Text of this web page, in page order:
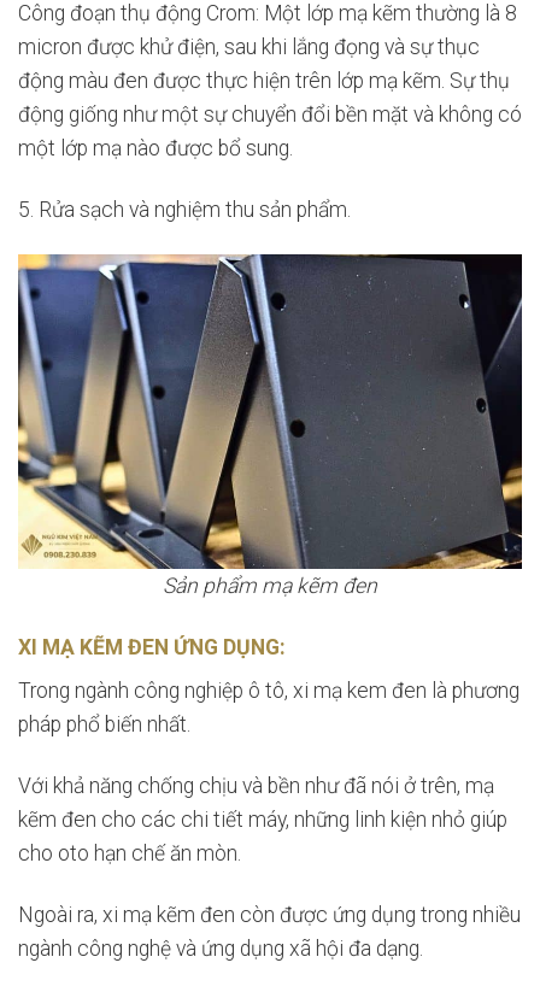
Công đoạn thụ động Crom: Một lớp mạ kẽm thường là 8
micron được khử điện, sau khi lắng đọng và sự thục
động màu đen được thực hiện trên lớp mạ kẽm. Sự thụ
động giống như một sự chuyển đổi bền mặt và không có
một lớp mạ nào được bổ sung.
5. Rửa sạch và nghiệm thu sản phẩm.
Sản phẩm mạ kẽm đen
XI MẠ KẼM ĐEN ỨNG DỤNG:
Trong ngành công nghiệp ô tô, xi mạ kem đen là phương
pháp phổ biến nhất.
Với khả năng chống chịu và bền như đã nói ở trên, mạ
kẽm đen cho các chi tiết máy, những linh kiện nhỏ giúp
cho oto hạn chế ăn mòn.
Ngoài ra, xi mạ kẽm đen còn được ứng dụng trong nhiều
ngành công nghệ và ứng dụng xã hội đa dạng.